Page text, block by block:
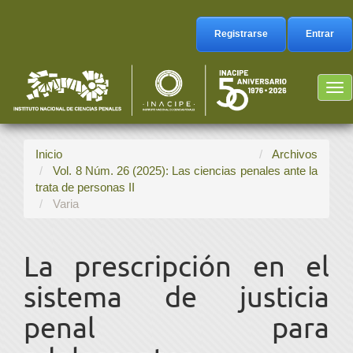
Barra
lateral
Registrarse Entrar
Inicio
Archivos
Vol. 8 Núm. 26 (2025): Las ciencias penales ante la
trata de personas II
Varia
La prescripción en el
sistema de justicia
penal para